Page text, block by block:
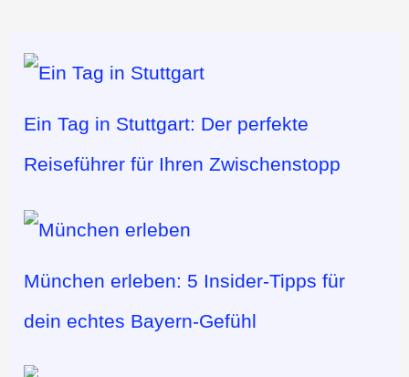
Ein Tag in Stuttgart: Der perfekte
Reiseführer für Ihren Zwischenstopp
München erleben: 5 Insider-Tipps für
dein echtes Bayern-Gefühl